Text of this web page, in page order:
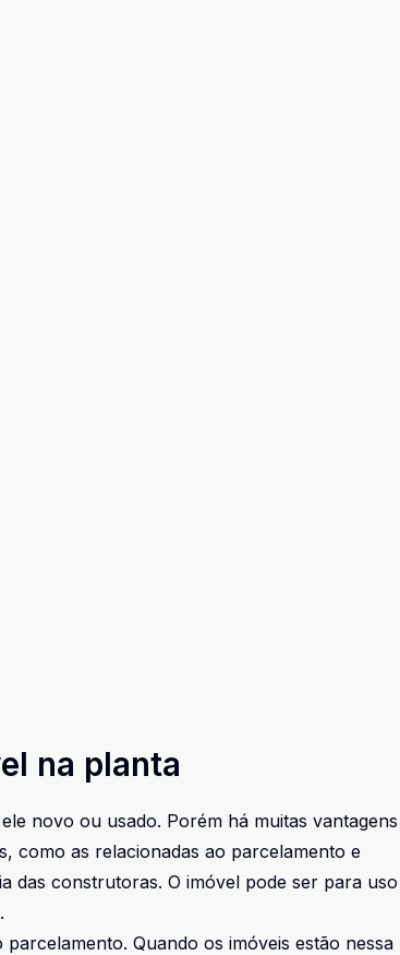
na planta
novo ou usado. Porém há muitas vantagens
como as relacionadas ao parcelamento e
das construtoras. O imóvel pode ser para uso
Quando os imóveis estão nessa